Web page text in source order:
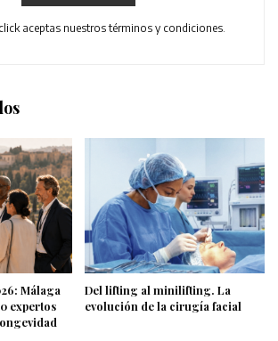
aceptas nuestros términos y condiciones.
Málaga
expertos
Del lifting al minilifting. La
evolución de la cirugía facial